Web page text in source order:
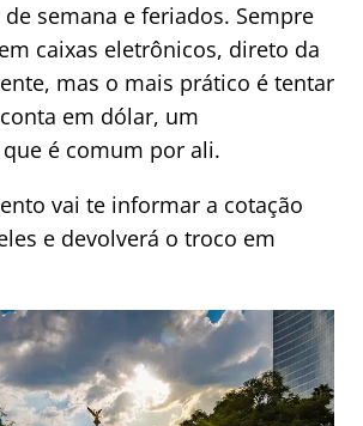
semana e feriados. Sempre
caixas eletrônicos, direto da
mas o mais prático é tentar
em dólar, um
é comum por ali.
vai te informar a cotação
e devolverá o troco em